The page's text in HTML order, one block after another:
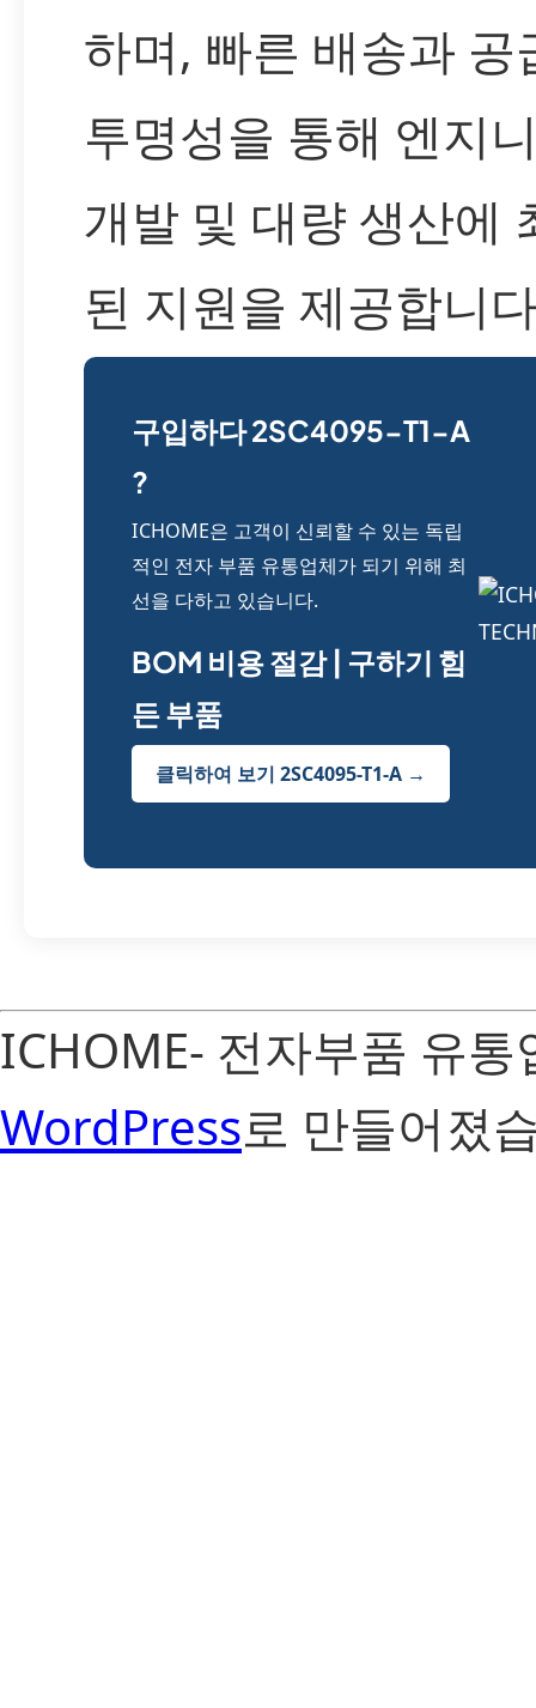
하며, 빠른 배송과 공
투명성을 통해 엔지
개발 및 대량 생산에
된 지원을 제공합니
구입하다 2SC4095-T1-A
?
ICHOME은 고객이 신뢰할 수 있는 독립
적인 전자 부품 유통업체가 되기 위해 최
선을 다하고 있습니다.
BOM 비용 절감 | 구하기 힘
든 부품
클릭하여 보기 2SC4095-T1-A →
ICHOME- 전자부품 유
WordPress로 만들어졌